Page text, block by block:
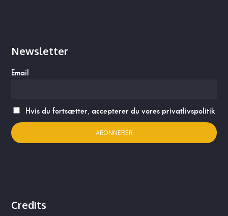
Newsletter
Email
Hvis du fortsætter, accepterer du vores privatlivspolitik
Credits